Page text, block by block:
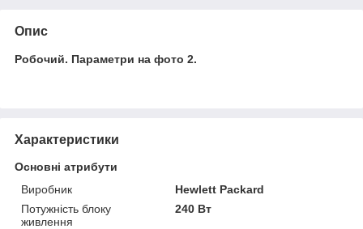
Опис
Робочий. Параметри на фото 2.
Характеристики
Основні атрибути
Виробник
Hewlett Packard
Потужність блоку
живлення
240 Вт